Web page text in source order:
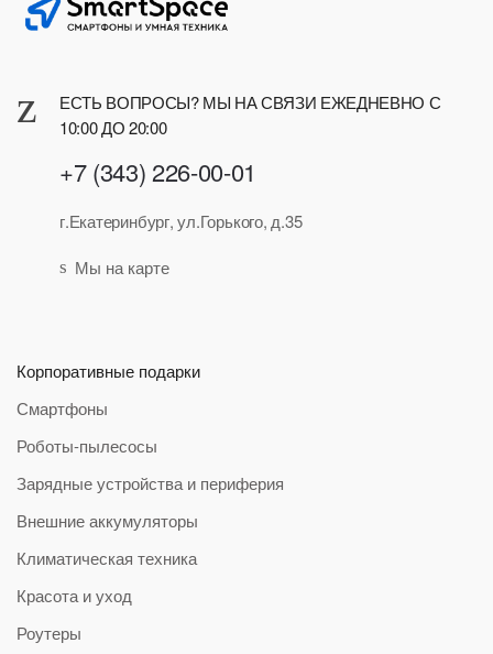
ЕСТЬ ВОПРОСЫ? МЫ НА СВЯЗИ ЕЖЕДНЕВНО С
10:00 ДО 20:00
+7 (343) 226-00-01
г.Екатеринбург, ул.Горького, д.35
Мы на карте
Корпоративные подарки
Смартфоны
Роботы-пылесосы
Зарядные устройства и периферия
Внешние аккумуляторы
Климатическая техника
Красота и уход
Роутеры